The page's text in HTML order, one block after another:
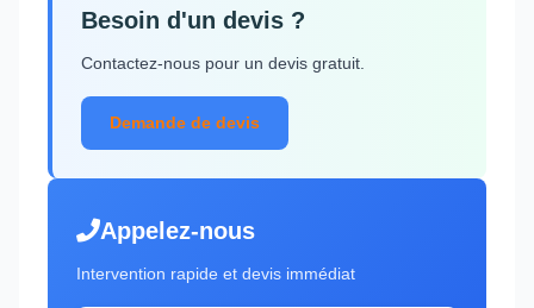
Besoin d'un devis ?
Contactez-nous pour un devis gratuit.
Demande de devis
Appelez-nous
Intervention rapide et devis immédiat